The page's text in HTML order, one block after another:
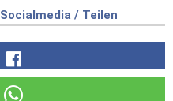
Socialmedia / Teilen